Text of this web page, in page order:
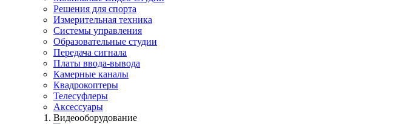
Решения для спорта
Измерительная техника
Системы управления
Образовательные студии
Передача сигнала
Платы ввода-вывода
Камерные каналы
Квадрокоптеры
Телесуфлеры
Аксессуары
Видеооборудование